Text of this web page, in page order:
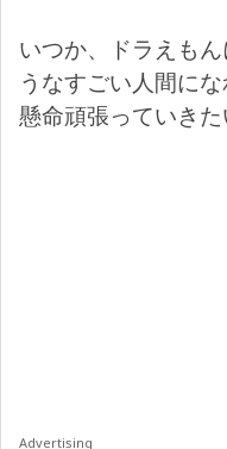
いつか、ドラえも
うなすごい人間に
懸命頑張っていきた
Advertising